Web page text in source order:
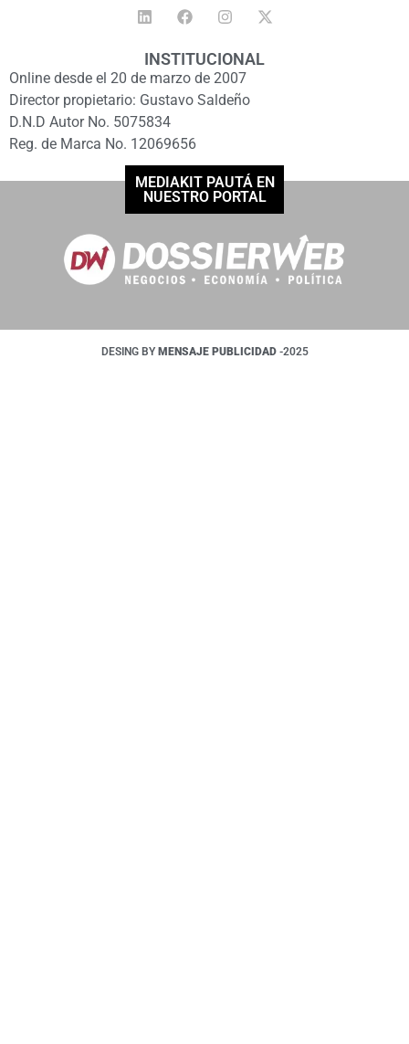
INSTITUCIONAL
Online desde el 20 de marzo de 2007
Director propietario: Gustavo Saldeño
D.N.D Autor No. 5075834
Reg. de Marca No. 12069656
MEDIAKIT PAUTÁ EN
NUESTRO PORTAL
DESING BY MENSAJE PUBLICIDAD -2025